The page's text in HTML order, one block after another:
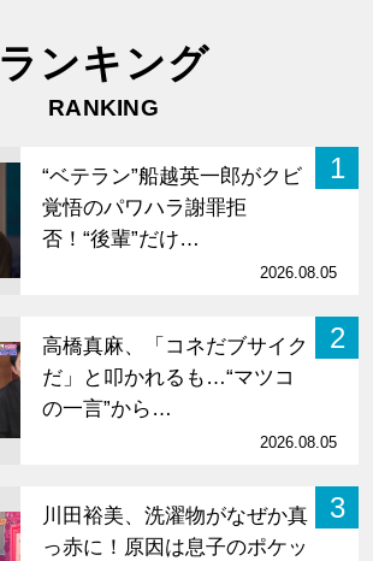
ランキング
RANKING
1
“ベテラン”船越英一郎がクビ
覚悟のパワハラ謝罪拒
否！“後輩”だけ…
2026.08.05
2
高橋真麻、「コネだブサイク
だ」と叩かれるも…“マツコ
の一言”から…
2026.08.05
3
川田裕美、洗濯物がなぜか真
っ赤に！原因は息子のポケッ